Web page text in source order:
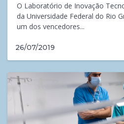
O Laboratório de Inovação
da Universidade Federal do Rio
um dos vencedores...
26/07/2019